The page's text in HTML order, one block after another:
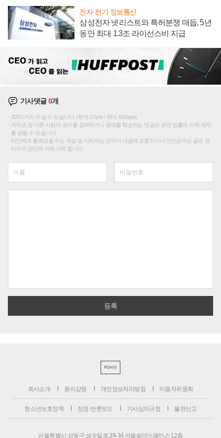
전자·전기·정보통신
삼성전자 넷리스트와 특허분쟁 매듭, 5년
동안 최대 1.3조 라이선스비 지급
기사댓글0개
200자까지 쓰실 수 있습니다. (현재 0 byte / 최대 400byte)
저작권 등 다른 사람의 권리를 침해하거나 명예를 훼손하는 댓글은 관련 법률에 의해 제재
를 받을 수 있습니다.
타인에게 불쾌감을 주는 욕설 등 비하하는 단어가 내용에 포함되거나 인신공격성 글은 관
리자의 판단에 의해 삭제 합니다.
PC버전
회사소개 윤리강령 개인정보처리방침 이용자위원회
청소년보호정책 정정·반론보도 기사심의규정 불편신고
서울특별시 성동구 성수일로 39-34 서울숲더스페이스 12층